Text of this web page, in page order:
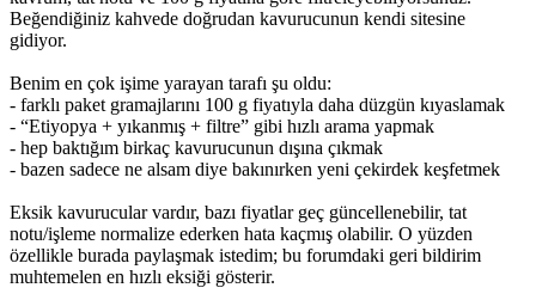
Beğendiğiniz kahvede doğrudan kavurucunun kendi sitesine
gidiyor.
Benim en çok işime yarayan tarafı şu oldu:
- farklı paket gramajlarını 100 g fiyatıyla daha düzgün kıyaslamak
- “Etiyopya + yıkanmış + filtre” gibi hızlı arama yapmak
- hep baktığım birkaç kavurucunun dışına çıkmak
- bazen sadece ne alsam diye bakınırken yeni çekirdek keşfetmek
Eksik kavurucular vardır, bazı fiyatlar geç güncellenebilir, tat
notu/işleme normalize ederken hata kaçmış olabilir. O yüzden
özellikle burada paylaşmak istedim; bu forumdaki geri bildirim
muhtemelen en hızlı eksiği gösterir.